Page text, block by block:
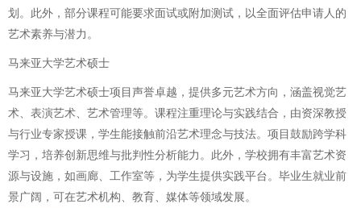
划。此外，部分课程可能要求面试或附加测试，以全面评估申请人的
艺术素养与潜力。
马来亚大学艺术硕士
马来亚大学艺术硕士项目声誉卓越，提供多元艺术方向，涵盖视觉艺
术、表演艺术、艺术管理等。课程注重理论与实践结合，由资深教授
与行业专家授课，学生能接触前沿艺术理念与技法。项目鼓励跨学科
学习，培养创新思维与批判性分析能力。此外，学校拥有丰富艺术资
源与设施，如画廊、工作室等，为学生提供实践平台。毕业生就业前
景广阔，可在艺术机构、教育、媒体等领域发展。